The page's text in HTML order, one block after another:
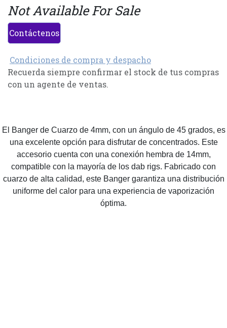
Not Available For Sale
Contáctenos
Condiciones de compra y despacho
Recuerda siempre confirmar el stock de tus compras
con un agente de ventas.
El Banger de Cuarzo de 4mm, con un ángulo de 45 grados, es
una excelente opción para disfrutar de concentrados. Este
accesorio cuenta con una conexión hembra de 14mm,
compatible con la mayoría de los dab rigs. Fabricado con
cuarzo de alta calidad, este Banger garantiza una distribución
uniforme del calor para una experiencia de vaporización
óptima.